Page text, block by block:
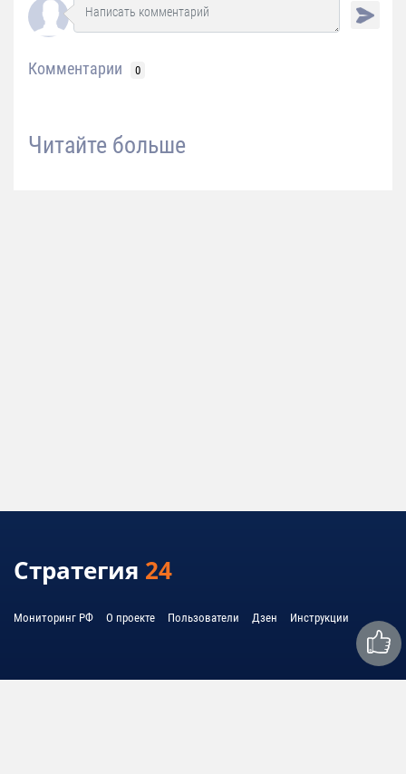
Комментарии 0
Читайте больше
Стратегия 24
Мониторинг РФ О проекте Пользователи Дзен Инструкции